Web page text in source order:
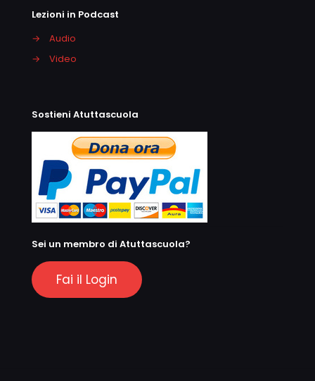
Lezioni in Podcast
→
Audio
→
Video
Sostieni Atuttascuola
Sei un membro di Atuttascuola?
Fai il Login